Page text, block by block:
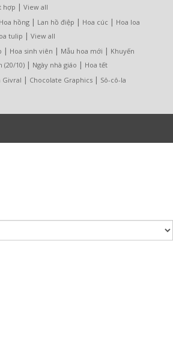
hợp | View all
Hoa hồng | Lan hồ điệp | Hoa cúc | Hoa loa
tulip | View all
| Hoa sinh viên | Mẫu hoa mới | Khuyến
(20/10) | Ngày nhà giáo | Hoa tết
Givral | Chocolate Graphics | Sô-cô-la